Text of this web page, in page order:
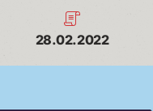
28.02.2022